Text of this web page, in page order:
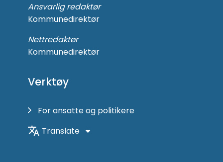
Ansvarlig redaktør
Kommunedirektør
Nettredaktør
Kommunedirektør
Verktøy
For ansatte og politikere
Translate